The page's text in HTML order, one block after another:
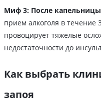
Миф 3: После
прием алкоголя в течение
провоцирует тяжелые
недостаточности до
Как выбрать
запоя